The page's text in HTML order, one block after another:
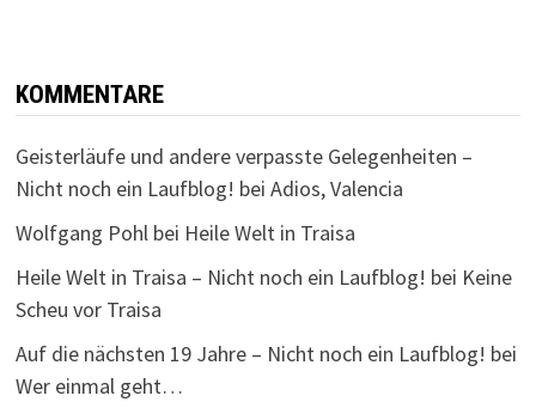
KOMMENTARE
Geisterläufe und andere verpasste Gelegenheiten –
Nicht noch ein Laufblog! bei Adios, Valencia
Wolfgang Pohl bei Heile Welt in Traisa
Heile Welt in Traisa – Nicht noch ein Laufblog! bei Keine
Scheu vor Traisa
Auf die nächsten 19 Jahre – Nicht noch ein Laufblog! bei
Wer einmal geht…